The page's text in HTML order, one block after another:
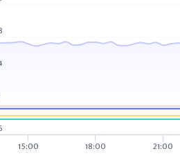
15:00 18:00 21:00